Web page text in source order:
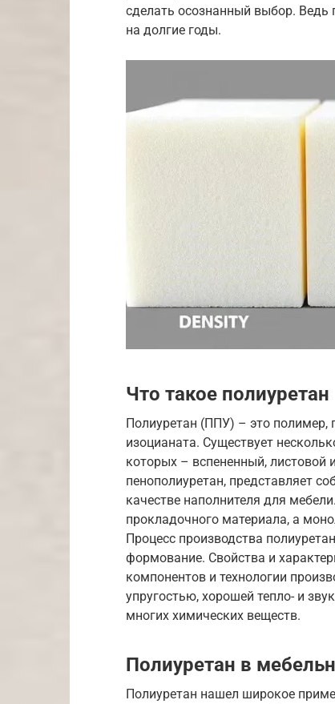
сделать осознанный выбор.
на долгие годы.
Что такое полиуретан
Полиуретан (ППУ) – это полимер,
изоцианата. Существует
которых – вспененный, листовой
пенополиуретан, представляет
качестве наполнителя для
прокладочного материала, а
Процесс производства
формование. Свойства и
компонентов и технологии
упругостью, хорошей тепло- и
многих химических веществ.
Полиуретан в
Полиуретан нашел широкое